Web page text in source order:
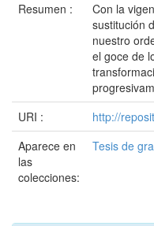
Resumen :
Con la
sustitución
nuestro
el goce de
URI :
http://
Aparece en
las
colecciones:
Tesis de